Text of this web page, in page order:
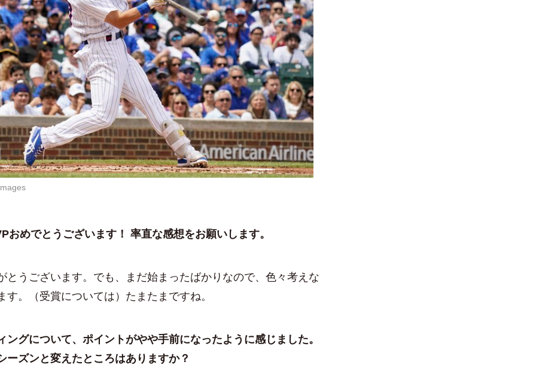
おめでとうございます！ 率直な感想をお願いします。
うございます。でも、まだ始まったばかりなので、色々考えな
す。（受賞については）たまたまですね。
ングについて、ポイントがやや手前になったように感じました。
ーズンと変えたところはありますか？